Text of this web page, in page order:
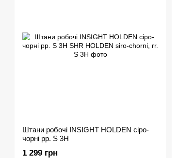
Штани робочі INSIGHT HOLDEN сіро-
чорні рр. S 3H
1 299 грн